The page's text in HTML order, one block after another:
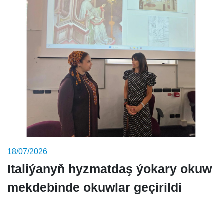
18/07/2026
Italiýanyň hyzmatdaş ýokary okuw
mekdebinde okuwlar geçirildi